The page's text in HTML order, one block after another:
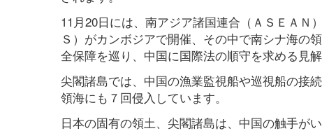
11月20日には、南アジア諸国連合（ＡＳＥＡＮ
Ｓ）がカンボジアで開催、その中で南シナ海の
全保障を巡り、中国に国際法の順守を求める見解
尖閣諸島では、中国の漁業監視船や巡視船の接
領海にも７回侵入しています。
日本の固有の領土、尖閣諸島は、中国の触手が